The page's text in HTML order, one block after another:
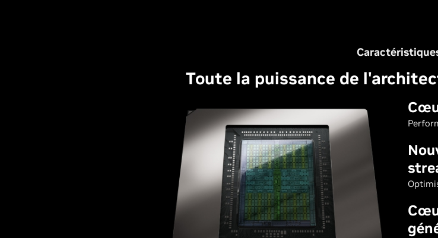
Toute la puissance de